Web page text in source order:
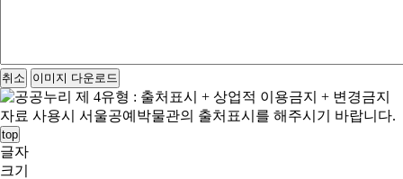
취소 이미지 다운로드
자료 사용시 서울공예박물관의 출처표시를 해주시기 바랍니다.
top
글자
크기